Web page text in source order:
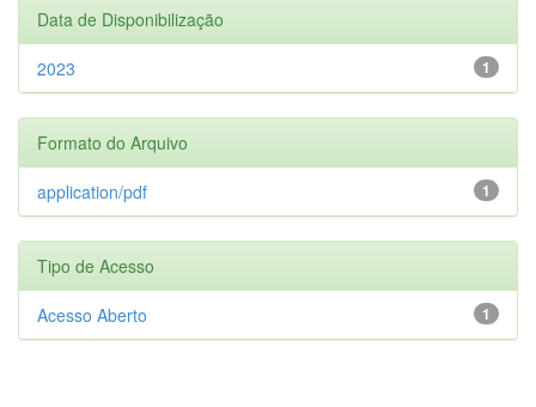
Data de Disponibilização
1
2023
Formato do Arquivo
1
application/pdf
Tipo de Acesso
1
Acesso Aberto